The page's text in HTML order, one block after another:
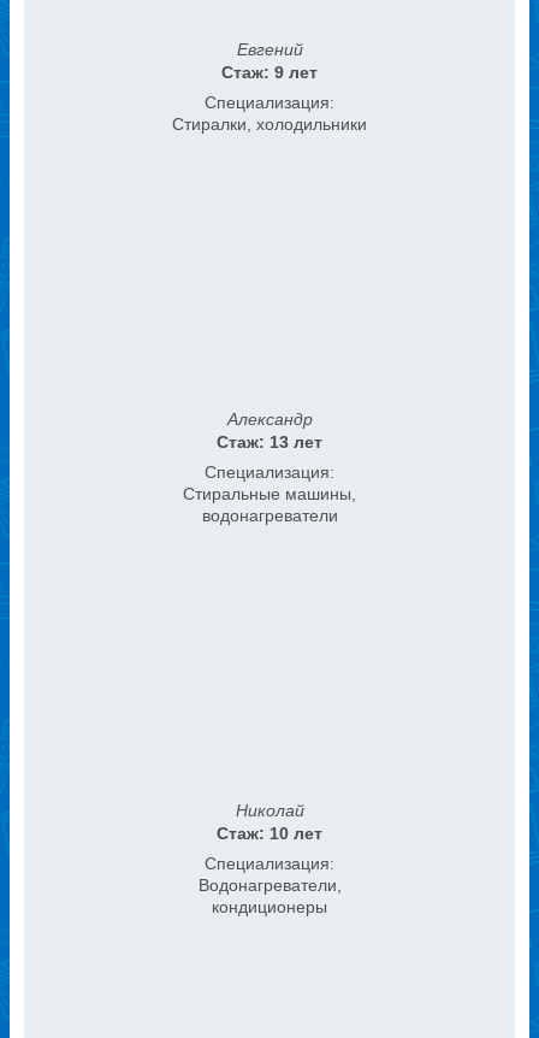
Евгений
Стаж: 9 лет
Специализация:
Стиралки, холодильники
Александр
Стаж: 13 лет
Специализация:
Стиральные машины,
водонагреватели
Николай
Стаж: 10 лет
Специализация:
Водонагреватели,
кондиционеры